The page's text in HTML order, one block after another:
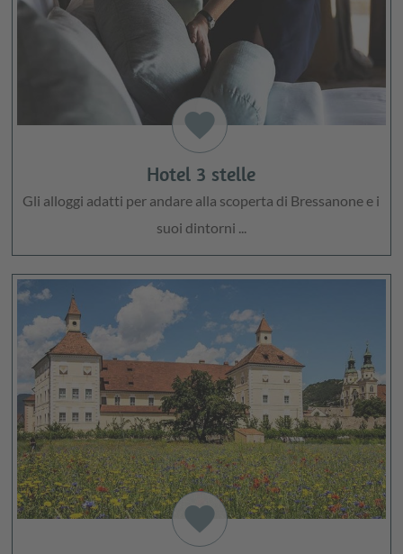
favorite
Hotel 3 stelle
Gli alloggi adatti per andare alla scoperta di Bressanone e i
suoi dintorni ...
favorite